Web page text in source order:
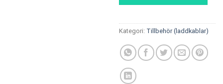
Kategori: Tillbehör (laddkablar)